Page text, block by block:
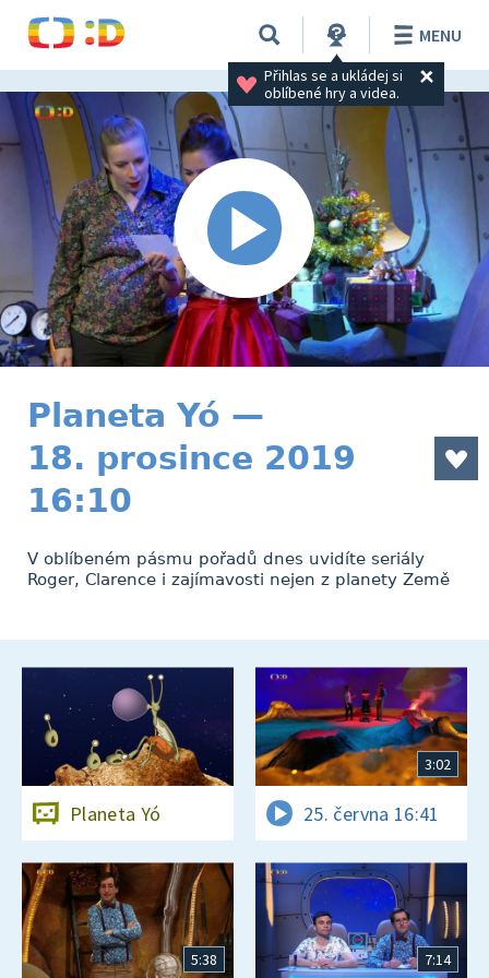
Přihlas se a ukládej si
oblíbené hry a videa.
MENU
Planeta Yó —
18. prosince 2019
16:10
V oblíbeném pásmu pořadů dnes uvidíte seriály
Roger, Clarence i zajímavosti nejen z planety Země
Planeta Yó
3:02
25. června 16:41
5:38 7:14